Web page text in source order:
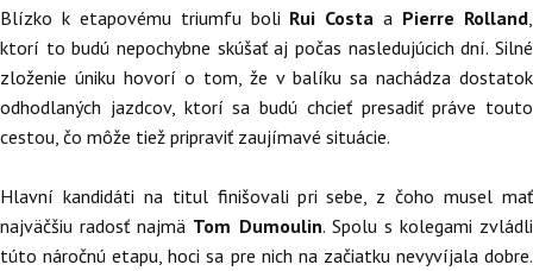
Blízko k etapovému triumfu boli Rui Costa a Pierre Rolland
ktorí to budú nepochybne skúšať aj počas nasledujúcich dní. Silné
zloženie úniku hovorí o tom, že v balíku sa nachádza dostatok
odhodlaných jazdcov, ktorí sa budú chcieť presadiť práve touto
cestou, čo môže tiež pripraviť zaujímavé situácie.
Hlavní kandidáti na titul finišovali pri sebe, z čoho musel mať
najväčšiu radosť najmä Tom Dumoulin. Spolu s kolegami zvládli
túto náročnú etapu, hoci sa pre nich na začiatku nevyvíjala dobre.